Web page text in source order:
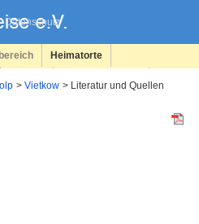
Datenschutz
Heimatorte
Vietkow Literatur und Quellen